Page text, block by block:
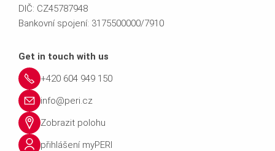
DIČ: CZ45787948
Bankovní spojení: 3175500000/7910
Get in touch with us
+420 604 949 150
info@peri.cz
Zobrazit polohu
přihlášení myPERI